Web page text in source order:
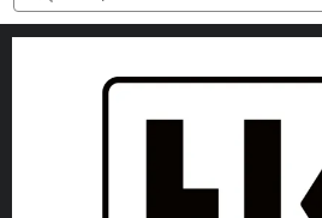
VARUMÄRKEN
NYHETER